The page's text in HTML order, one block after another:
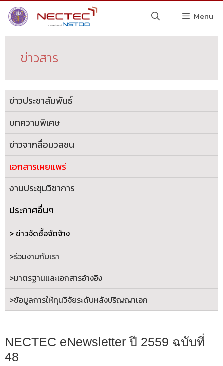
Menu
ข่าวสาร
ข่าวประชาสัมพันธ์
บทความพิเศษ
ข่าวจากสื่อมวลชน
เอกสารเผยแพร่
งานประชุมวิชาการ
ประกาศอื่นๆ
> ข่าวจัดซื้อจัดจ้าง
>ร่วมงานกับเรา
>มาตรฐานและเอกสารอ้างอิง
>ข้อมูลการให้ทุนวิจัยระดับหลังปริญญาเอก
NECTEC eNewsletter ปี 2559 ฉบับที่
48